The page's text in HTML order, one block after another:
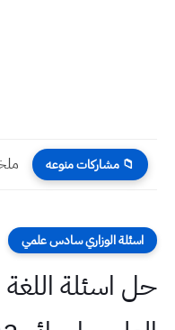
📁 مشاركات منوعه
اسئلة الوزاري سادس علمي
حل اسئلة اللغة